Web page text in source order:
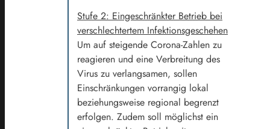
Stufe 2: Eingeschränkter Betrieb bei
verschlechtertem Infektionsgeschehen
Um auf steigende Corona-Zahlen zu
reagieren und eine Verbreitung des
Virus zu verlangsamen, sollen
Einschränkungen vorrangig lokal
beziehungsweise regional begrenzt
erfolgen. Zudem soll möglichst ein